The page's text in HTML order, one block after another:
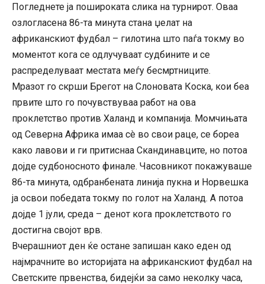
Погледнете ја пошироката слика на турнирот. Оваа
озлогласена 86-та минута стана џелат на
африканскиот фудбал – гилотина што паѓа токму во
моментот кога се одлучуваат судбините и се
распределуваат местата меѓу бесмртниците.
Мразот го скрши Брегот на Слоновата Коска, кои беа
првите што го почувствуваа работ на ова
проклетство против Халанд и компанија. Момчињата
од Северна Африка имаа сè во свои раце, се бореа
како лавови и ги притиснаа Скандинавците, но потоа
дојде судбоносното финале. Часовникот покажуваше
86-та минута, одбранбената линија пукна и Норвешка
ја освои победата токму по голот на Халанд. А потоа
дојде 1 јули, среда – денот кога проклетството го
достигна својот врв.
Вчерашниот ден ќе остане запишан како еден од
најмрачните во историјата на африканскиот фудбал на
Светските првенства, бидејќи за само неколку часа,